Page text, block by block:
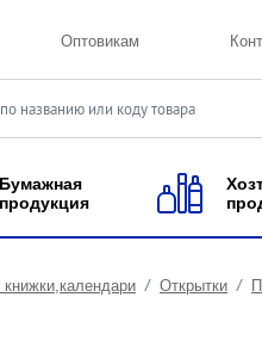
Оптовикам
Бумажная
продукция
Открытки